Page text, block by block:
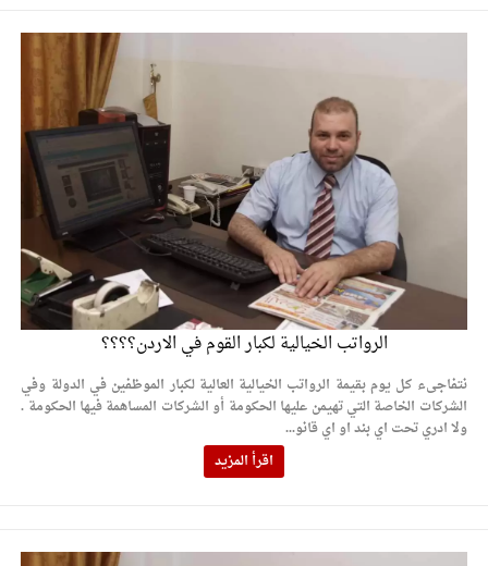
الرواتب الخيالية لكبار القوم في الاردن؟؟؟؟
نتفاجىء كل يوم بقيمة الرواتب الخيالية العالية لكبار الموظفين في الدولة وفي
الشركات الخاصة التي تهيمن عليها الحكومة أو الشركات المساهمة فيها الحكومة .
ولا ادري تحت اي بند او اي قانو...
اقرأ المزيد